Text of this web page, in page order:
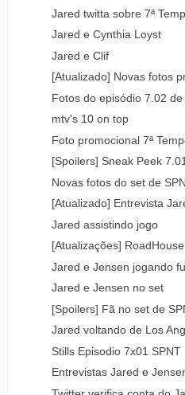
Jared twitta sobre 7ª
Jared e Cynthia Loyst
Jared e Clif
[Atualizado] Novas fotos
Fotos do episódio 7.02 de
mtv's 10 on top
Foto promocional 7ª
[Spoilers] Sneak Peek
Novas fotos do set de
[Atualizado] Entrevista
Jared assistindo jogo
[Atualizações]
Jared e Jensen jogando
Jared e Jensen no set
[Spoilers] Fã no set de
Jared voltando de Los
Stills Episodio 7x01 SPNT
Entrevistas Jared e